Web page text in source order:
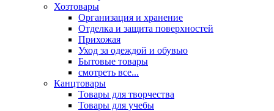
Хозтовары
Организация и хранение
Отделка и защита поверхностей
Прихожая
Уход за одеждой и обувью
Бытовые товары
смотреть все...
Канцтовары
Товары для творчества
Товары для учебы